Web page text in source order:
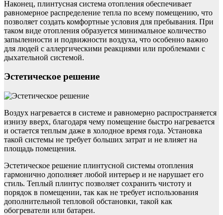
Наконец, плинтусная система отопления обеспечивает
равномерное распределение тепла по всему помещению, что
позволяет создать комфортные условия для пребывания. При
таком виде отопления образуется минимальное количество
запыленности и подвижности воздуха, что особенно важно
для людей с аллергическими реакциями или проблемами с
дыхательной системой.
Эстетическое решение
Воздух нагревается в системе и равномерно распространяется
изнизу вверх, благодаря чему помещение быстро нагревается
и остается теплым даже в холодное время года. Установка
такой системы не требует больших затрат и не влияет на
площадь помещения.
Эстетическое решение плинтусной системы отопления
гармонично дополняет любой интерьер и не нарушает его
стиль. Теплый плинтус позволяет сохранить чистоту и
порядок в помещении, так как не требует использования
дополнительной тепловой обстановки, такой как
обогреватели или батареи.